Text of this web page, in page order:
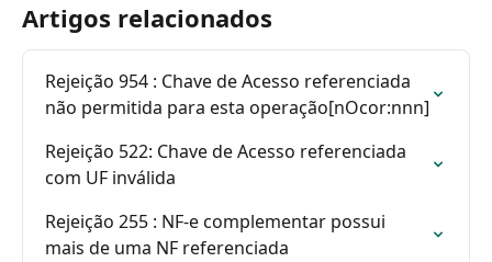
Artigos relacionados
Rejeição 954 : Chave de Acesso referenciada
não permitida para esta operação[nOcor:nnn]
Rejeição 522: Chave de Acesso referenciada
com UF inválida
Rejeição 255 : NF-e complementar possui
mais de uma NF referenciada